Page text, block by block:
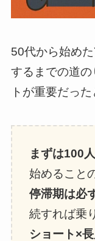
50代から始め
するまでの道
トが重要だっ
まずは100
始めること
停滞期は必
続すれば乗
ショート×